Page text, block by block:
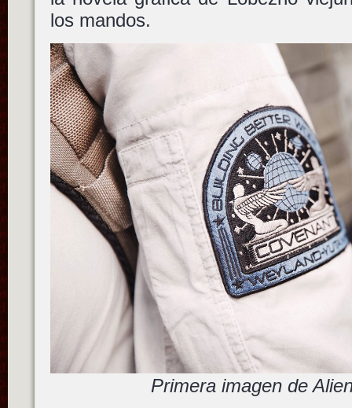
los mandos.
Primera imagen de